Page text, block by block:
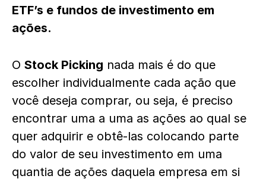
ETF’s e fundos de investimento em
ações.
O Stock Picking nada mais é do que
escolher individualmente cada ação que
você deseja comprar, ou seja, é preciso
encontrar uma a uma as ações ao qual se
quer adquirir e obtê-las colocando parte
do valor de seu investimento em uma
quantia de ações daquela empresa em si